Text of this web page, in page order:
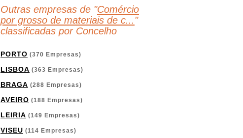
Outras empresas de "Comércio
por grosso de materiais de c... "
classificadas por Concelho
PORTO (370 Empresas)
LISBOA (363 Empresas)
BRAGA (288 Empresas)
AVEIRO (188 Empresas)
LEIRIA (149 Empresas)
VISEU (114 Empresas)